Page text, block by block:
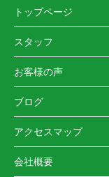
トップページ
スタッフ
お客様の声
ブログ
アクセスマップ
会社概要